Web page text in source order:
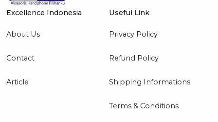
Excellence Indonesia
About Us
Contact
Article
Useful Link
Privacy Policy
Refund Policy
Shipping Informations
Terms & Conditions